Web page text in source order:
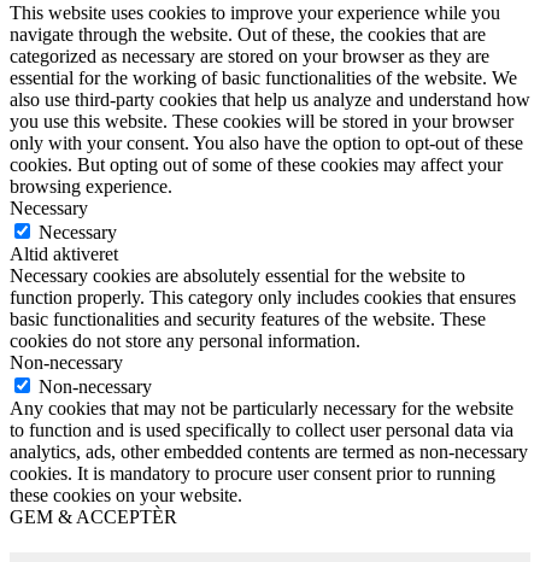
This website uses cookies to improve your experience while you
navigate through the website. Out of these, the cookies that are
categorized as necessary are stored on your browser as they are
essential for the working of basic functionalities of the website. We
also use third-party cookies that help us analyze and understand how
you use this website. These cookies will be stored in your browser
only with your consent. You also have the option to opt-out of these
cookies. But opting out of some of these cookies may affect your
browsing experience.
Necessary
Necessary
Altid aktiveret
Necessary cookies are absolutely essential for the website to
function properly. This category only includes cookies that ensures
basic functionalities and security features of the website. These
cookies do not store any personal information.
Non-necessary
Non-necessary
Any cookies that may not be particularly necessary for the website
to function and is used specifically to collect user personal data via
analytics, ads, other embedded contents are termed as non-necessary
cookies. It is mandatory to procure user consent prior to running
these cookies on your website.
GEM & ACCEPTÈR